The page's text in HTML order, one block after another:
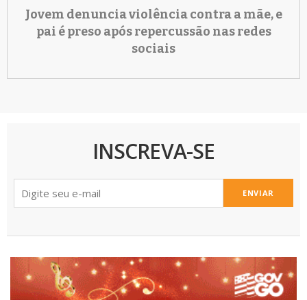
Jovem denuncia violência contra a mãe, e
pai é preso após repercussão nas redes
sociais
INSCREVA-SE
ENVIAR